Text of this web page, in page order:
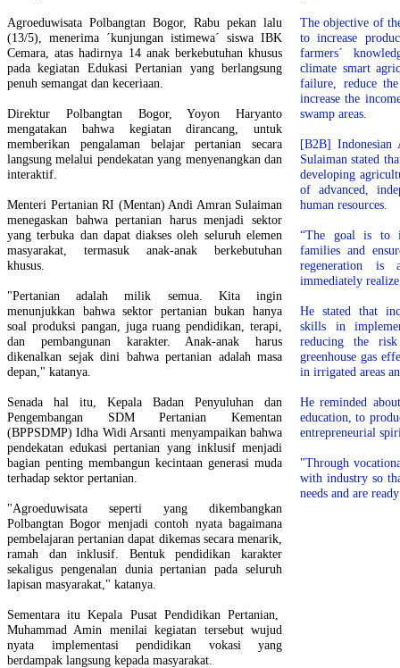
Agroeduwisata Polbangtan Bogor, Rabu pekan lalu
(13/5), menerima ´kunjungan istimewa´ siswa IBK
Cemara, atas hadirnya 14 anak berkebutuhan khusus
pada kegiatan Edukasi Pertanian yang berlangsung
penuh semangat dan keceriaan.
Direktur Polbangtan Bogor, Yoyon Haryanto
mengatakan bahwa kegiatan dirancang, untuk
memberikan pengalaman belajar pertanian secara
langsung melalui pendekatan yang menyenangkan dan
interaktif.
Menteri Pertanian RI (Mentan) Andi Amran Sulaiman
menegaskan bahwa pertanian harus menjadi sektor
yang terbuka dan dapat diakses oleh seluruh elemen
masyarakat, termasuk anak-anak berkebutuhan
khusus.
"Pertanian adalah milik semua. Kita ingin
menunjukkan bahwa sektor pertanian bukan hanya
soal produksi pangan, juga ruang pendidikan, terapi,
dan pembangunan karakter. Anak-anak harus
dikenalkan sejak dini bahwa pertanian adalah masa
depan," katanya.
Senada hal itu, Kepala Badan Penyuluhan dan
Pengembangan SDM Pertanian Kementan
(BPPSDMP) Idha Widi Arsanti menyampaikan bahwa
pendekatan edukasi pertanian yang inklusif menjadi
bagian penting membangun kecintaan generasi muda
terhadap sektor pertanian.
"Agroeduwisata seperti yang dikembangkan
Polbangtan Bogor menjadi contoh nyata bagaimana
pembelajaran pertanian dapat dikemas secara menarik,
ramah dan inklusif. Bentuk pendidikan karakter
sekaligus pengenalan dunia pertanian pada seluruh
lapisan masyarakat," katanya.
Sementara itu Kepala Pusat Pendidikan Pertanian,
Muhammad Amin menilai kegiatan tersebut wujud
nyata implementasi pendidikan vokasi yang
berdampak langsung kepada masyarakat.
The objective of
to increase
farmers´
climate smart
failure, reduce
increase the
swamp areas.
[B2B]
Sulaiman stated
developing
of advanced,
human resources.
“The goal is to
families and
regeneration is
immediately
He stated that
skills in
reducing the
greenhouse gas
in irrigated areas
He reminded
education, to
entrepreneurial
"Through
with industry so
needs and are